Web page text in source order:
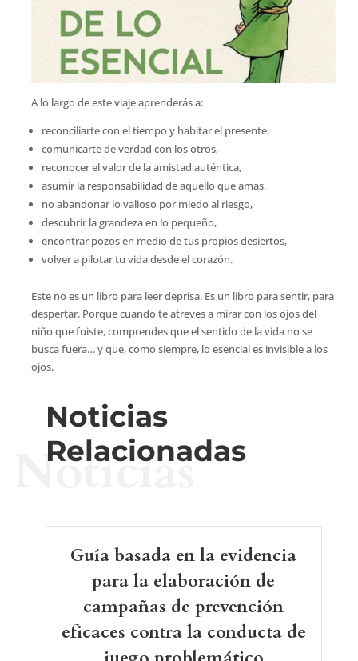
A lo largo de este viaje aprenderás a:
reconciliarte con el tiempo y habitar el presente,
comunicarte de verdad con los otros,
reconocer el valor de la amistad auténtica,
asumir la responsabilidad de aquello que amas,
no abandonar lo valioso por miedo al riesgo,
descubrir la grandeza en lo pequeño,
encontrar pozos en medio de tus propios desiertos,
volver a pilotar tu vida desde el corazón.
Este no es un libro para leer deprisa. Es un libro para sentir, para
despertar. Porque cuando te atreves a mirar con los ojos del
niño que fuiste, comprendes que el sentido de la vida no se
busca fuera… y que, como siempre, lo esencial es invisible a los
ojos.
Noticias
Relacionadas
Noticias
Guía basada en la evidencia
para la elaboración de
campañas de prevención
eficaces contra la conducta de